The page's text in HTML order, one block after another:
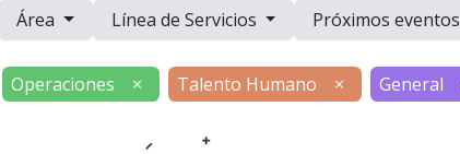
Área Línea de Servicios Próximos eventos
Operaciones × Talento Humano × General